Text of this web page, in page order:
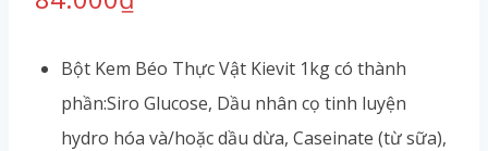
Bột Kem Béo Thực Vật Kievit 1kg có thành
phần:Siro Glucose, Dầu nhân cọ tinh luyện
hydro hóa và/hoặc dầu dừa, Caseinate (từ sữa),